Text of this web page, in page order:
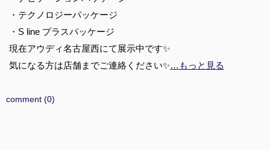
・テクノロジーパッケージ
・S line プラスパッケージ
現在アウディ名古屋西にて展示中です✨
気になる方は店舗までご連絡ください✨…もっと見る
comment (0)